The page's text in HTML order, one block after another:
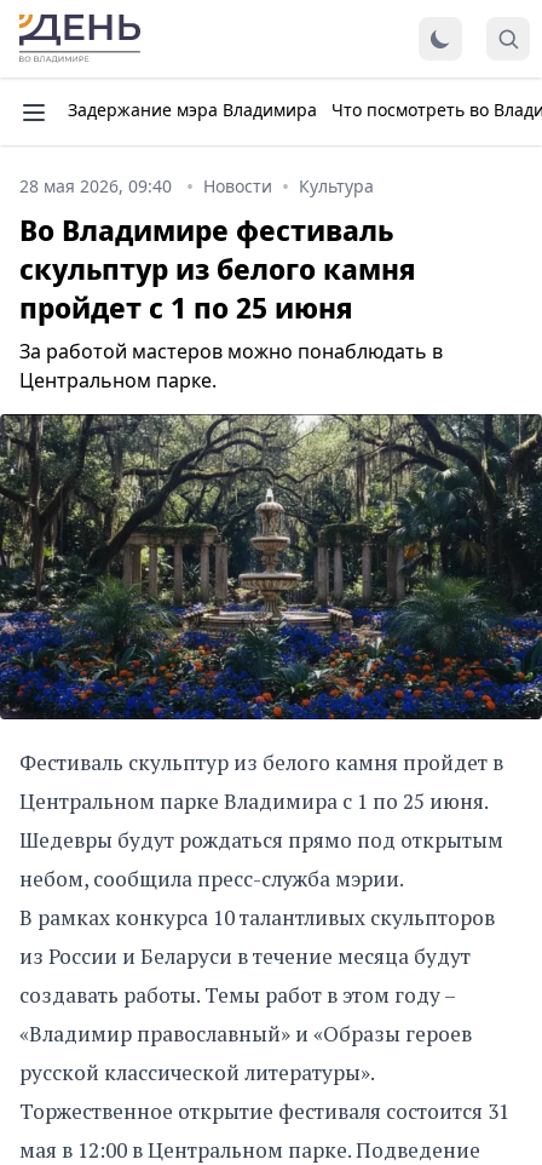
Задержание мэра Владимира Что посмотреть во
28 мая 2026, 09:40 Новости Культура
Во Владимире фестиваль
скульптур из белого камня
пройдет с 1 по 25 июня
За работой мастеров можно понаблюдать в
Центральном парке.
Фестиваль скульптур из белого камня пройдет в
Центральном парке Владимира с 1 по 25 июня.
Шедевры будут рождаться прямо под открытым
небом, сообщила пресс-служба мэрии.
В рамках конкурса 10 талантливых скульпторов
из России и Беларуси в течение месяца будут
создавать работы. Темы работ в этом году –
«Владимир православный» и «Образы героев
русской классической литературы».
Торжественное открытие фестиваля состоится 31
мая в 12:00 в Центральном парке. Подведение